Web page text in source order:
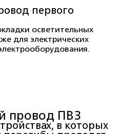
первого
осветительных
для электрических
провод ПВ3в которых